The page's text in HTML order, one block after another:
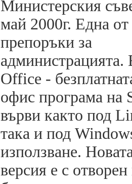
Министерския
май 2000г. Една от
препоръки за
администрацията.
Office -
офис програма на
върви както под
така и под
използване.
версия е с